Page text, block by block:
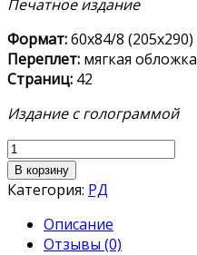
Печатное издание
Формат:60х84/8 (205х290)
Переплет: мягкая обложка
Страниц: 42
Издание с голограммой
Количество
товара
РД 50:48:0075.05.07
В корзину
Категория: РД
Описание
Отзывы (0)